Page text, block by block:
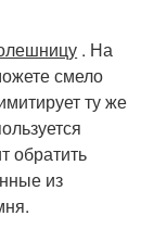
. На
смело
ту же
обратить
из